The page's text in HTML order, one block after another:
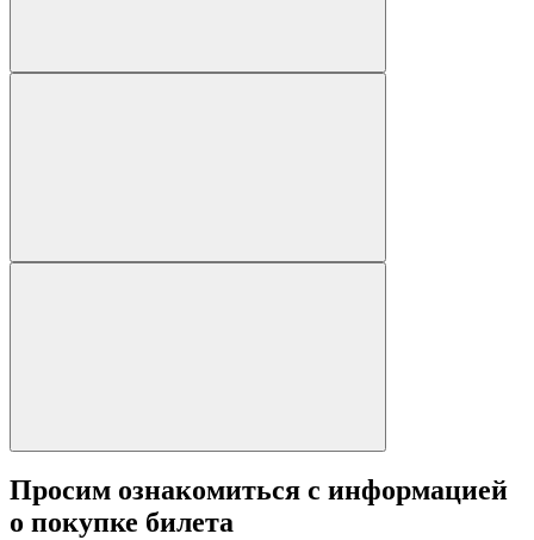
Просим ознакомиться с информацией
о покупке билета